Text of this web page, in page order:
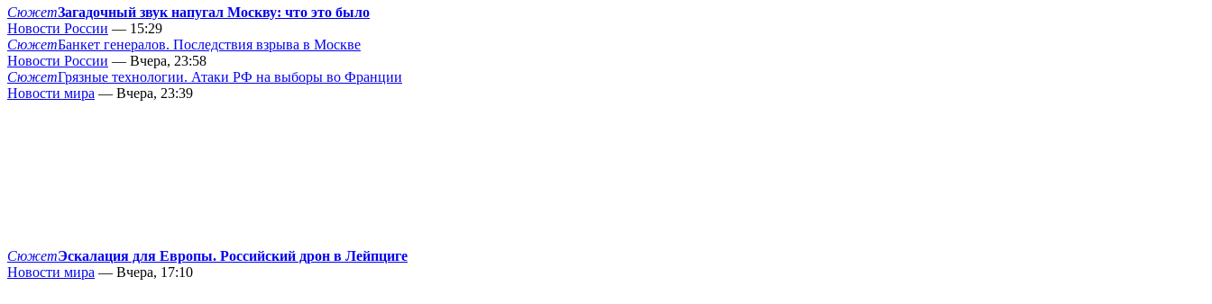
СюжетЗагадочный звук напугал Москву: что это было
Новости России — 15:29
СюжетБанкет генералов. Последствия взрыва в Москве
Новости России — Вчера, 23:58
СюжетГрязные технологии. Атаки РФ на выборы во Франции
Новости мира — Вчера, 23:39
СюжетЭскалация для Европы. Российский дрон в Лейпциге
Новости мира — Вчера, 17:10